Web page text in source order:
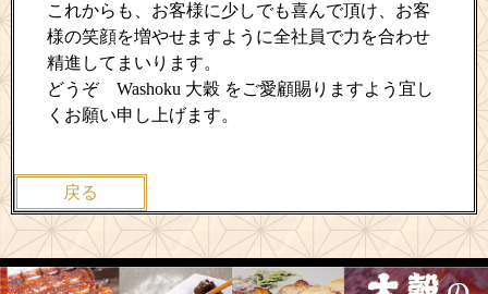
これからも、お客様に少しでも喜んで頂け、お客
様の笑顔を増やせますように全社員で力を合わせ
精進してまいります。
どうぞ Washoku 大穀 をご愛顧賜りますよう 宜し
くお願い申し上げます。
戻る